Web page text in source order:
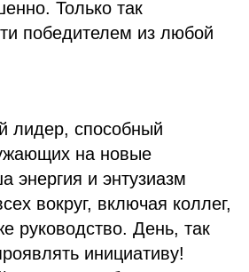
Только так
победителем из любой
лидер, способный
на новые
энергия и энтузиазм
вокруг, включая коллег,
руководство. День, так
инициативу!